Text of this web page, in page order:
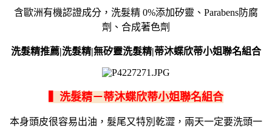
含歐洲有機認證成分，洗髮精 0%添加矽靈、Parabens防腐
劑、合成著色劑
洗髮精推薦|洗髮精|無矽靈洗髮精|蒂沐蝶欣蒂小姐聯名組合
▍洗髮精－蒂沐蝶欣蒂小姐聯名組合
本身頭皮很容易出油，髮尾又特別乾澀，兩天一定要洗頭一